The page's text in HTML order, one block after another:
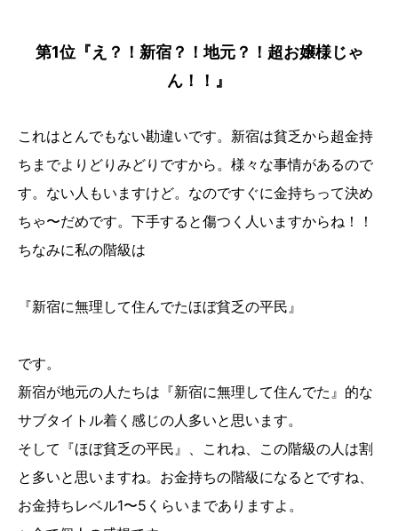
第1位『え？！新宿？！地元？！超お嬢様じゃ
ん！！』
これはとんでもない勘違いです。新宿は貧乏から超金持
ちまでよりどりみどりですから。様々な事情があるので
す。ない人もいますけど。なのですぐに金持ちって決め
ちゃ〜だめです。下手すると傷つく人いますからね！！
ちなみに私の階級は
『新宿に無理して住んでたほぼ貧乏の平民』
です。
新宿が地元の人たちは『新宿に無理して住んでた』的な
サブタイトル着く感じの人多いと思います。
そして『ほぼ貧乏の平民』、これね、この階級の人は割
と多いと思いますね。お金持ちの階級になるとですね、
お金持ちレベル1〜5くらいまでありますよ。